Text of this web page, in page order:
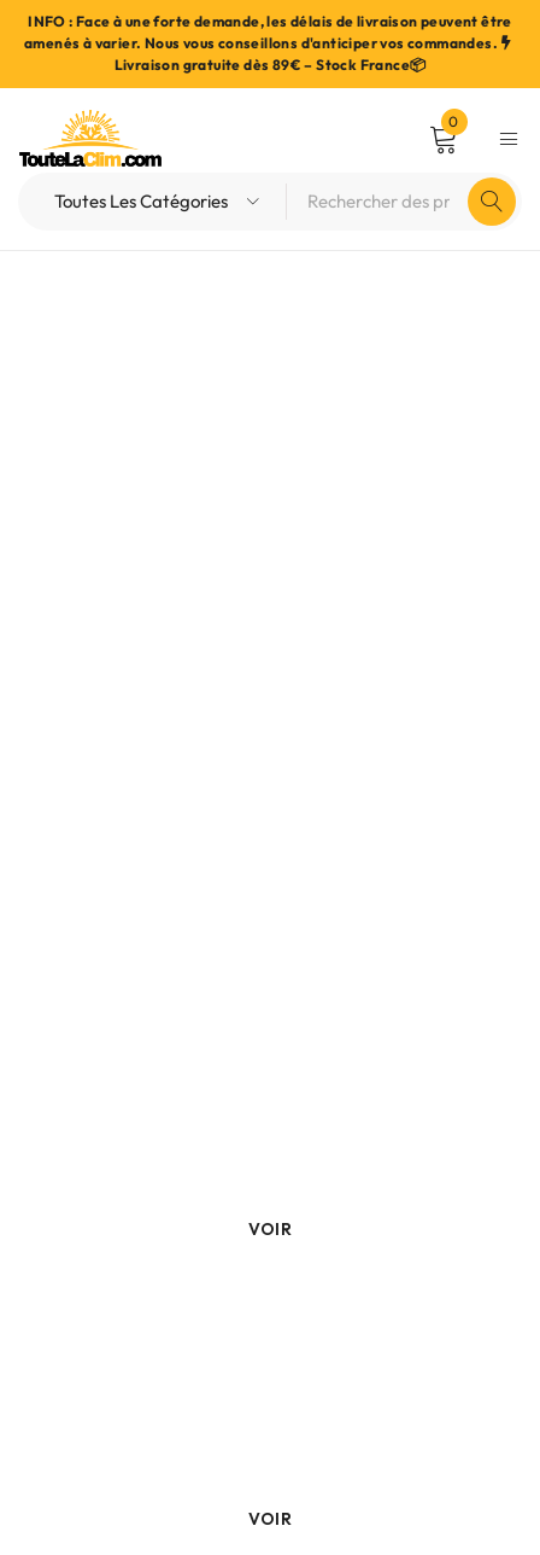
INFO : Face à une forte demande, les délais de livraison peuvent être
amenés à varier. Nous vous conseillons d'anticiper vos commandes.
Livraison gratuite dès 89€ – Stock France📦
0
VOIR
VOIR